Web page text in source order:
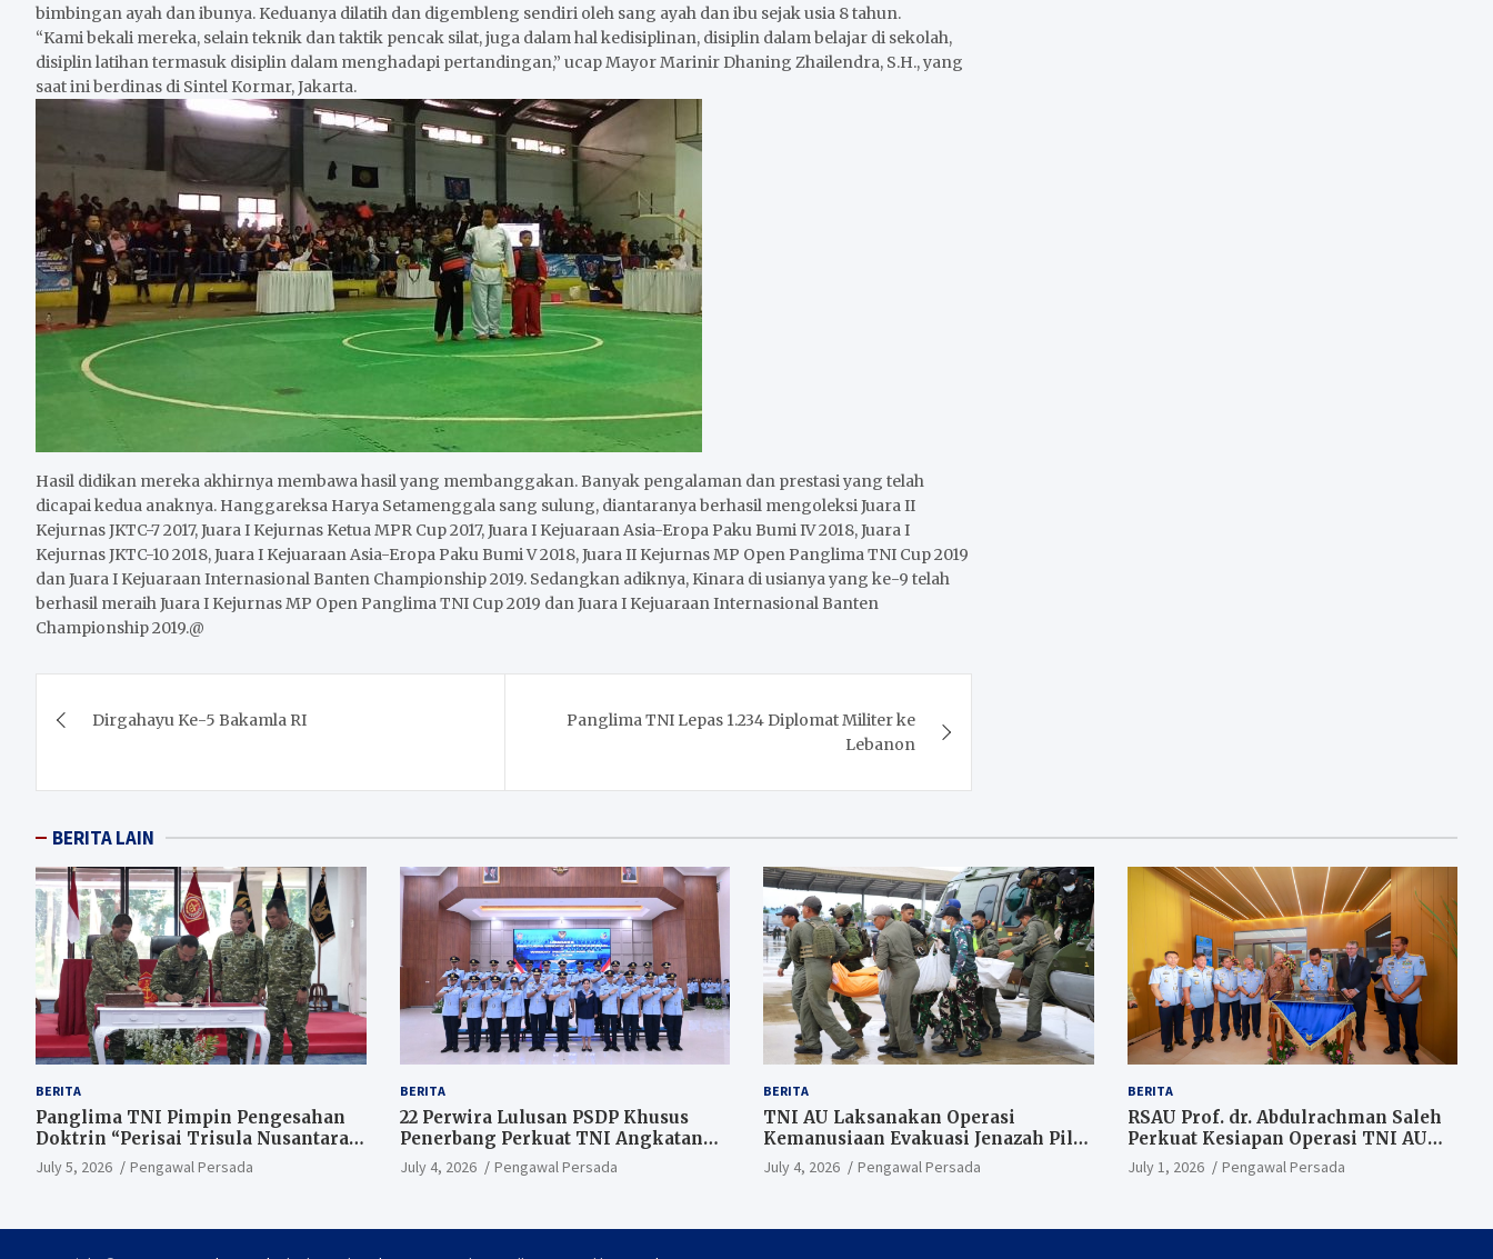
bimbingan ayah dan ibunya. Keduanya dilatih dan digembleng sendiri oleh sang ayah dan ibu sejak usia 8 tahun.
“Kami bekali mereka, selain teknik dan taktik pencak silat, juga dalam hal kedisiplinan, disiplin dalam belajar di sekolah,
disiplin latihan termasuk disiplin dalam menghadapi pertandingan,” ucap Mayor Marinir Dhaning Zhailendra, S.H., yang
saat ini berdinas di Sintel Kormar, Jakarta.
Hasil didikan mereka akhirnya membawa hasil yang membanggakan. Banyak pengalaman dan prestasi yang telah
dicapai kedua anaknya. Hanggareksa Harya Setamenggala sang sulung, diantaranya berhasil mengoleksi Juara II
Kejurnas JKTC-7 2017, Juara I Kejurnas Ketua MPR Cup 2017, Juara I Kejuaraan Asia-Eropa Paku Bumi IV 2018, Juara I
Kejurnas JKTC-10 2018, Juara I Kejuaraan Asia-Eropa Paku Bumi V 2018, Juara II Kejurnas MP Open Panglima TNI Cup 2019
dan Juara I Kejuaraan Internasional Banten Championship 2019. Sedangkan adiknya, Kinara di usianya yang ke-9 telah
berhasil meraih Juara I Kejurnas MP Open Panglima TNI Cup 2019 dan Juara I Kejuaraan Internasional Banten
Championship 2019.@
navigation
Dirgahayu Ke-5 Bakamla RI
Panglima TNI Lepas 1.234 Diplomat Militer ke
Lebanon
BERITA LAIN
BERITA
Panglima TNI Pimpin Pengesahan
Doktrin “Perisai Trisula Nusantara”,
Tegaskan Adaptasi TNI Hadapi
Perang Modern
July 5, 2026 Pengawal Persada
BERITA
22 Perwira Lulusan PSDP Khusus
Penerbang Perkuat TNI Angkatan
Udara
July 4, 2026 Pengawal Persada
BERITA
TNI AU Laksanakan Operasi
Kemanusiaan Evakuasi Jenazah Pilot
PT AMA Air
July 4, 2026 Pengawal Persada
BERITA
RSAU Prof. dr. Abdulrachman Saleh
Perkuat Kesiapan Operasi TNI AU
melalui Sistem Kesehatan Andal
July 1, 2026 Pengawal Persada